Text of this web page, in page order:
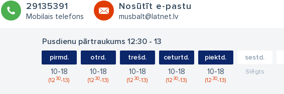
29135391
Mobilais telefons
Nosūtīt e-pastu
musbalt@latnet.lv
Pusdienu pārtraukums 12:30 - 13
pirmd.
10 18
1230 13
otrd.
10 18
1230 13
trešd.
10 18
1230 13
ceturtd.
10 18
1230 13
piektd.
10 18
1230 13
sestd.
Slēgts